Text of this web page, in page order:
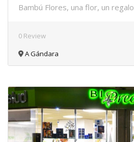
Bambú Flores, una flor, un regalo
0 Review
A Gándara